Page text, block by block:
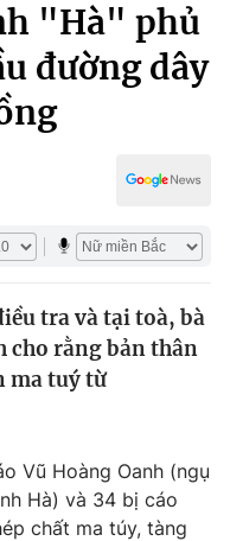
"Hà" phủ
đường dây
tra và tại toà, bà
cho rằng bản thân
ma tuý từ
Vũ Hoàng Oanh (ngụ
Hà) và 34 bị cáo
chất ma túy, tàng